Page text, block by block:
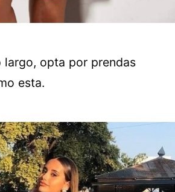
largo, opta por prendas
esta.